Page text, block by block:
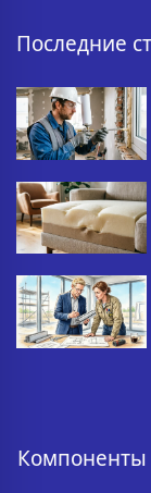
Последние
Компоненты